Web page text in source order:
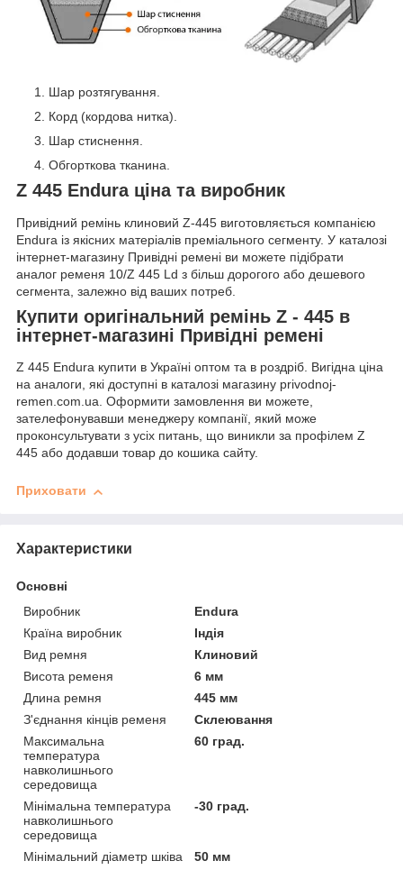
Шар розтягування.
Корд (кордова нитка).
Шар стиснення.
Обгорткова тканина.
Z 445 Endura ціна та виробник
Привідний ремінь клиновий Z-445 виготовляється компанією
Endura із якісних матеріалів преміального сегменту. У каталозі
інтернет-магазину Привідні ремені ви можете підібрати
аналог ременя 10/Z 445 Ld з більш дорогого або дешевого
сегмента, залежно від ваших потреб.
Купити оригінальний ремінь Z - 445 в
інтернет-магазині Привідні ремені
Z 445 Endura купити в Україні оптом та в роздріб. Вигідна ціна
на аналоги, які доступні в каталозі магазину privodnoj-
remen.com.ua. Оформити замовлення ви можете,
зателефонувавши менеджеру компанії, який може
проконсультувати з усіх питань, що виникли за профілем Z
445 або додавши товар до кошика сайту.
Приховати
Характеристики
Основні
Виробник
Endura
Країна виробник
Індія
Вид ремня
Клиновий
Висота ременя
6 мм
Длина ремня
445 мм
З'єднання кінців ременя
Склеювання
Максимальна
температура
навколишнього
середовища
60 град.
Мінімальна температура
навколишнього
середовища
-30 град.
Мінімальний діаметр шківа
50 мм